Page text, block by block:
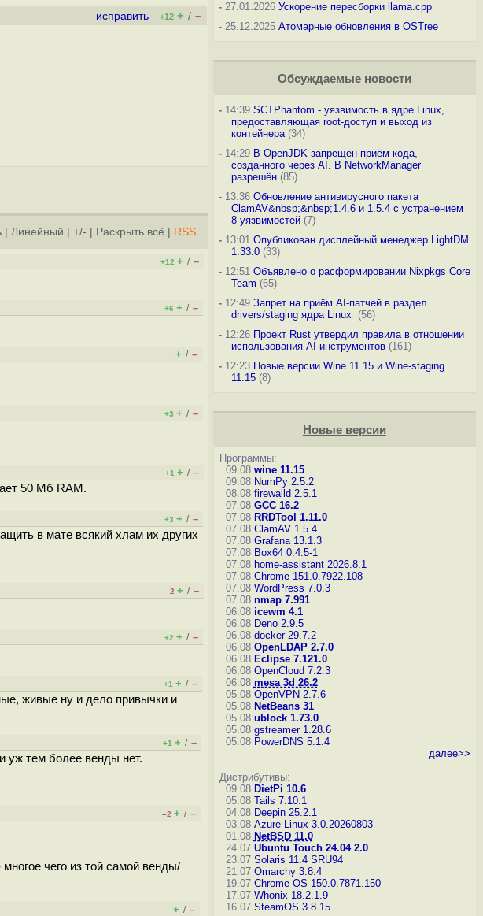
исправить +12 + / –
Линейный +/- Раскрыть всё RSS
+12 + / –
+6 + / –
+ / –
+3 + / –
+1 + / –
50 Мб RAM.
+3 + / –
в мате всякий хлам их других
–2 + / –
+2 + / –
+1 + / –
живые ну и дело привычки и
+1 + / –
уж тем более венды нет.
–2 + / –
чего из той самой венды/
+ / –
-27.01.2026 Ускорение пересборки llama.cpp
-25.12.2025 Атомарные обновления в OSTree
Обсуждаемые новости
-14:39 SCTPhantom - уязвимость в ядре Linux,
предоставляющая root-доступ и выход из
контейнера(34)
-14:29 В OpenJDK запрещён приём кода,
созданного через AI. В NetworkManager
разрешён(85)
-13:36 Обновление антивирусного пакета
ClamAV&nbsp;&nbsp;1.4.6 и 1.5.4 с устранением
8 уязвимостей(7)
-13:01 Опубликован дисплейный менеджер LightDM
1.33.0(33)
-12:51 Объявлено о расформировании Nixpkgs Core
Team (65)
-12:49 Запрет на приём AI-патчей в раздел
drivers/staging ядра Linux
(56)
-12:26 Проект Rust утвердил правила в отношении
использования AI-инструментов(161)
-12:23 Новые версии Wine 11.15 и Wine-staging
11.15(8)
Новые версии
Программы:
09.08 wine 11.15
09.08 NumPy 2.5.2
08.08 firewalld 2.5.1
07.08 GCC 16.2
07.08 RRDTool 1.11.0
07.08 ClamAV 1.5.4
07.08 Grafana 13.1.3
07.08 Box64 0.4.5-1
07.08 home-assistant 2026.8.1
07.08 Chrome 151.0.7922.108
07.08 WordPress 7.0.3
07.08 nmap 7.991
06.08 icewm 4.1
06.08 Deno 2.9.5
06.08 docker 29.7.2
06.08 OpenLDAP 2.7.0
06.08 Eclipse 7.121.0
06.08 OpenCloud 7.2.3
06.08 mesa 3d 26.2
05.08 OpenVPN 2.7.6
05.08 NetBeans 31
05.08 ublock 1.73.0
05.08 gstreamer 1.28.6
05.08 PowerDNS 5.1.4
далее>>
Дистрибутивы:
09.08 DietPi 10.6
05.08 Tails 7.10.1
04.08 Deepin 25.2.1
03.08 Azure Linux 3.0.20260803
01.08 NetBSD 11.0
24.07 Ubuntu Touch 24.04 2.0
23.07 Solaris 11.4 SRU94
21.07 Omarchy 3.8.4
19.07 Chrome OS 150.0.7871.150
17.07 Whonix 18.2.1.9
16.07 SteamOS 3.8.15